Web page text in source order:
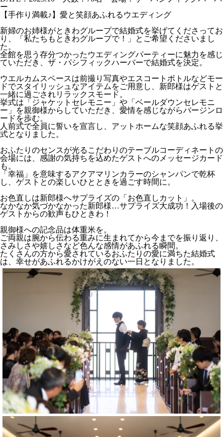
ー
【手作り満載♪】愛と笑顔あふれるウエディング
新婦のお姉様がときわグループで結婚式を挙げてくださってお
り、「私たちもときわグループで！」とご希望くださいまし
た。
全館を思う存分つかったウエディングパーティーに魅力を感じ
ていただき、ザ・パシフィックハーバーで結婚式を決定。
ウエルカムスペースは前撮り写真やエスコートボトルなどモー
ドでスタイリッシュなアイテムをご用意し、新郎様はゲストと
一緒に過ごされリラックスモード。
挙式は「ジャケットセレモニー」や「ベールダウンセレモニ
ー」を親御様からしていただき、愛情を感じながらバージンロ
ードを歩む。
人前式で全員に誓いを宣言し、アットホームな笑顔あふれる挙
式となりました。
おふたりのセンスが光るこだわりのテーブルコーディネートの
会場には、感謝の気持ちを込めたゲストへのメッセージカード
も。
「幸福」を意味するアクアマリンカラーのシャンパンで乾杯
し、ゲストとの楽しいひとときを過ごす時間に。
お色直しは新郎様へサプライズの「お色直しカット」。
なかなか気づかなかった新郎様…サプライズ大成功！入場後の
ゲストからの歓声もひときわ！
親御様への記念品は体重米を。
ご両親は腕から伝わる重みに生まれてから今までを振り返り、
さみしさや嬉しさなど色んな感情があふれる瞬間。
たくさんの方から愛されているおふたりの愛に満ちた結婚式
は、幸せがあふれるかけがえのない一日となりました。